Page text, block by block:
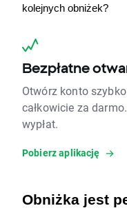
kolejnych obniżek?
Bezpłatne
Otwórz konto
całkowicie za
wypłat.
Pobierz aplikację
Obniżka jest